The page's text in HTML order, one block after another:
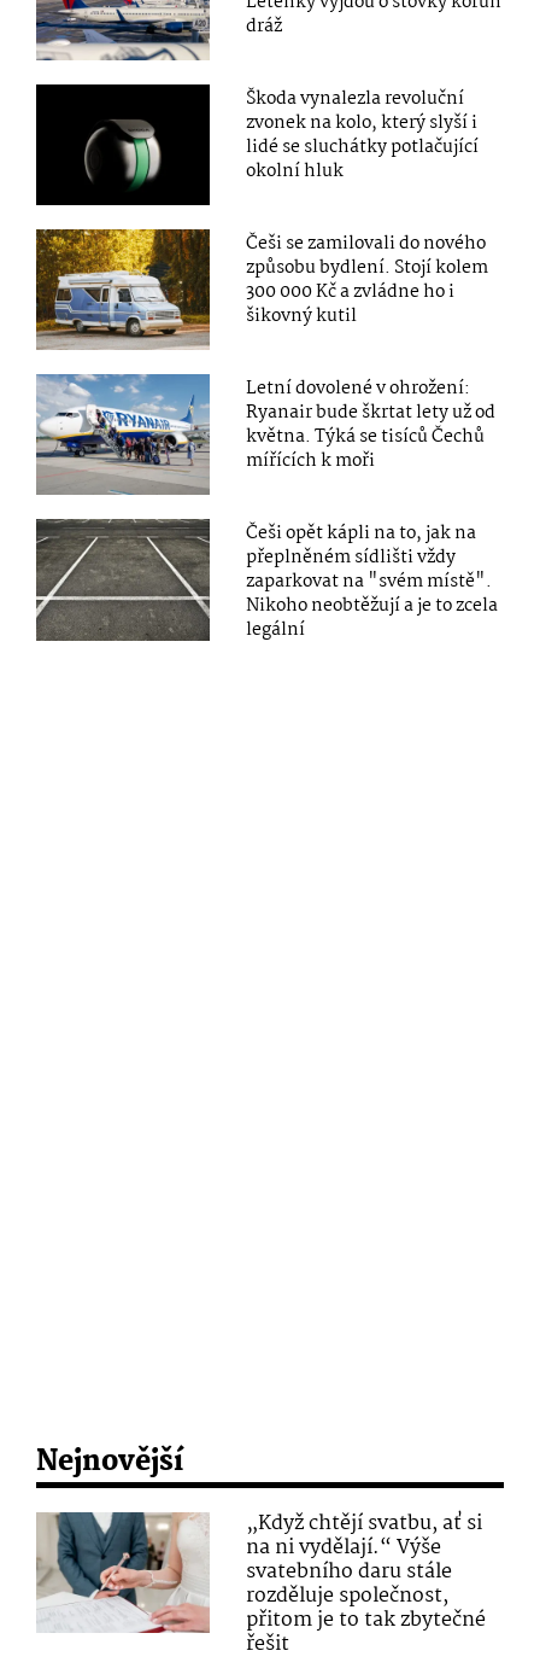
dráž
Škoda vynalezla revoluční
zvonek na kolo, který slyší i
lidé se sluchátky potlačující
okolní hluk
Češi se zamilovali do nového
způsobu bydlení. Stojí kolem
300 000 Kč a zvládne ho i
šikovný kutil
Letní dovolené v ohrožení:
Ryanair bude škrtat lety už od
května. Týká se tisíců Čechů
mířících k moři
Češi opět kápli na to, jak na
přeplněném sídlišti vždy
zaparkovat na "svém místě".
Nikoho neobtěžují a je to zcela
legální
Nejnovější
„Když chtějí svatbu, ať si
na ni vydělají.“ Výše
svatebního daru stále
rozděluje společnost,
přitom je to tak zbytečné
řešit